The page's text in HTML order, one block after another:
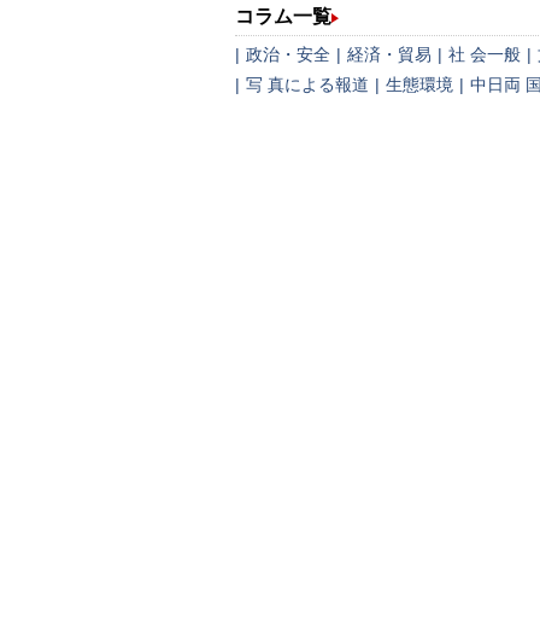
コラム一覧
| 政治・安全 | 経済・貿易 | 社 会一般 |
| 写 真による報道 | 生態環境 | 中日両